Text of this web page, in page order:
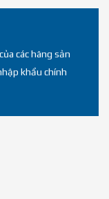
các hãng sản
khẩu chính